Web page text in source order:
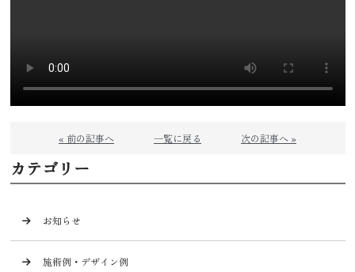
« 前の記事へ 一覧に戻る 次の記事へ »
カテゴリー
お知らせ
施術例・デザイン例